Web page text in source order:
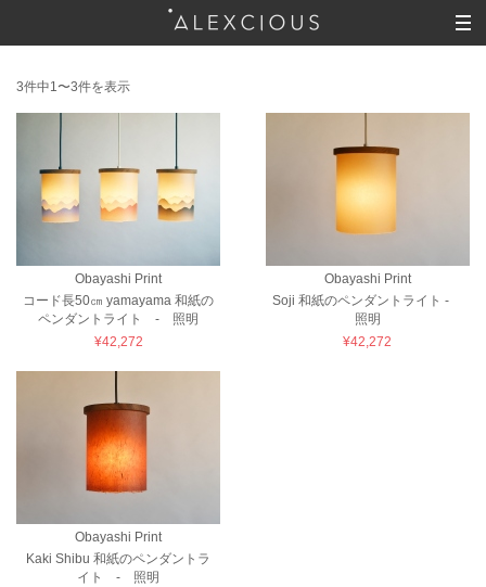
3件中1〜3件を表示
Obayashi Print
コード長50㎝ yamayama 和紙の
ペンダントライト - 照明
¥42,272
Obayashi Print
Soji 和紙のペンダントライト -
照明
¥42,272
Obayashi Print
Kaki Shibu 和紙のペンダントラ
イト - 照明